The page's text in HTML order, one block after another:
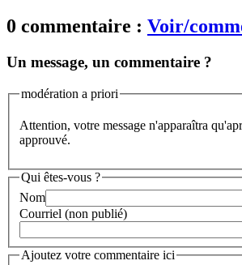
0 commentaire : Voir/
Un message, un commentaire ?
modération a priori
Attention, votre message n'apparaîtra
approuvé.
Qui êtes-vous ?
Nom
Courriel (non publié)
Ajoutez votre commentaire ici